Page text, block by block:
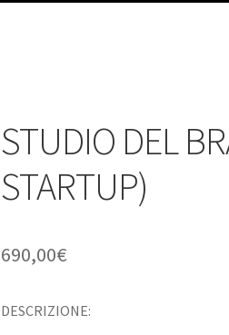
STUDIO DEL
STARTUP)
690,00€
DESCRIZIONE: